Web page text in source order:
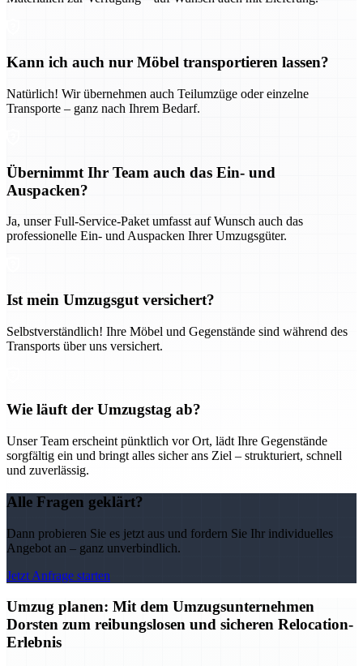
Kann ich auch nur Möbel transportieren lassen?
Natürlich! Wir übernehmen auch Teilumzüge oder einzelne
Transporte – ganz nach Ihrem Bedarf.
Übernimmt Ihr Team auch das Ein- und
Auspacken?
Ja, unser Full-Service-Paket umfasst auf Wunsch auch das
professionelle Ein- und Auspacken Ihrer Umzugsgüter.
Ist mein Umzugsgut versichert?
Selbstverständlich! Ihre Möbel und Gegenstände sind während des
Transports über uns versichert.
Wie läuft der Umzugstag ab?
Unser Team erscheint pünktlich vor Ort, lädt Ihre Gegenstände
sorgfältig ein und bringt alles sicher ans Ziel – strukturiert, schnell
und zuverlässig.
Alle Fragen geklärt?
Dann probieren Sie es jetzt aus und fordern Sie Ihr individuelles
Angebot an – ganz unverbindlich.
Jetzt Anfrage starten
Umzug planen: Mit dem Umzugsunternehmen
Dorsten zum reibungslosen und sicheren Relocation-
Erlebnis